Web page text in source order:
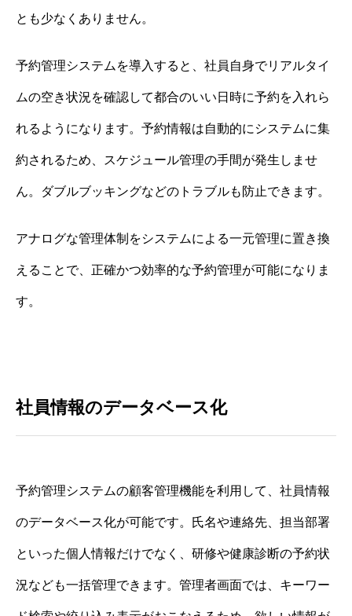
とも少なくありません。
予約管理システムを導入すると、社員自身でリアルタイ
ムの空き状況を確認して都合のいい日時に予約を入れら
れるようになります。予約情報は自動的にシステムに集
約されるため、スケジュール管理の手間が発生しませ
ん。ダブルブッキングなどのトラブルも防止できます。
アナログな管理体制をシステムによる一元管理に置き換
えることで、正確かつ効率的な予約管理が可能になりま
す。
社員情報のデータベース化
予約管理システムの顧客管理機能を利用して、社員情報
のデータベース化が可能です。氏名や連絡先、担当部署
といった個人情報だけでなく、研修や健康診断の予約状
況なども一括管理できます。管理者画面では、キーワー